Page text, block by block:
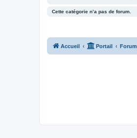
Cette catégorie n’a pas de forum.
Accueil Portail Forum